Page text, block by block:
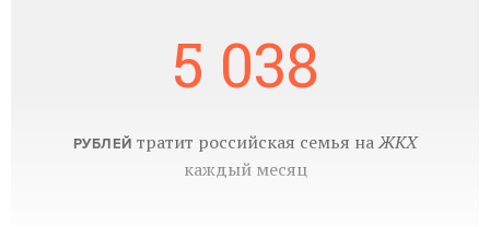
5 038
РУБЛЕЙ тратит российская семья наЖКХ
каждый месяц